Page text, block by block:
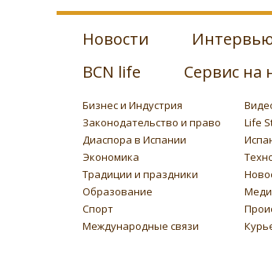
Новости
BCN life
Сервис на
Бизнес и Индустрия
Законодательство и право
Life
Диаспора в Испании
Экономика
Традиции и праздники
Образование
Спорт
Международные связи